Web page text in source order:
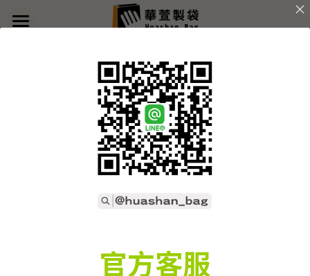
➢全款式總覽
×
部落格分類
官方客服